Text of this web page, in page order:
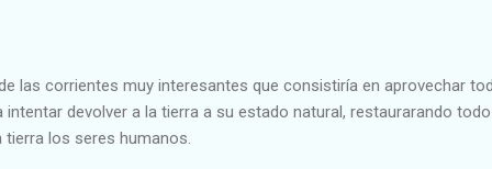
las corrientes muy interesantes que consistiría en aprovechar
devolver a la tierra a su estado natural, restaurarando
los seres humanos.